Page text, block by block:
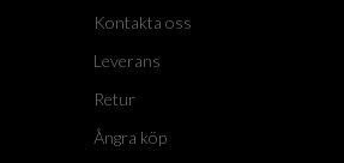
Kontakta oss
Leverans
Retur
Ångra köp